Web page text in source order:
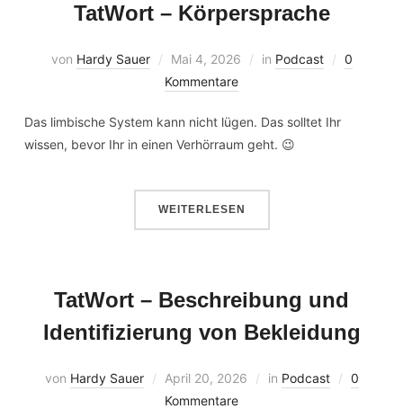
TatWort – Körpersprache
von Hardy Sauer Mai 4, 2026 in Podcast
0
Kommentare
Das limbische System kann nicht lügen. Das solltet Ihr
wissen, bevor Ihr in einen Verhörraum geht. 😉
WEITERLESEN
TatWort – Beschreibung und
Identifizierung von Bekleidung
von Hardy Sauer April 20, 2026 in Podcast
0
Kommentare